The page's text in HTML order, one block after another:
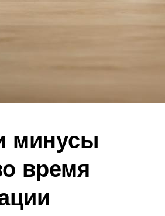
минусы
время